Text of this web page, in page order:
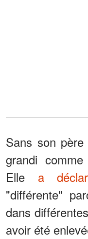
Sans son
grandi
Elle a
"différente"
dans
avoir été